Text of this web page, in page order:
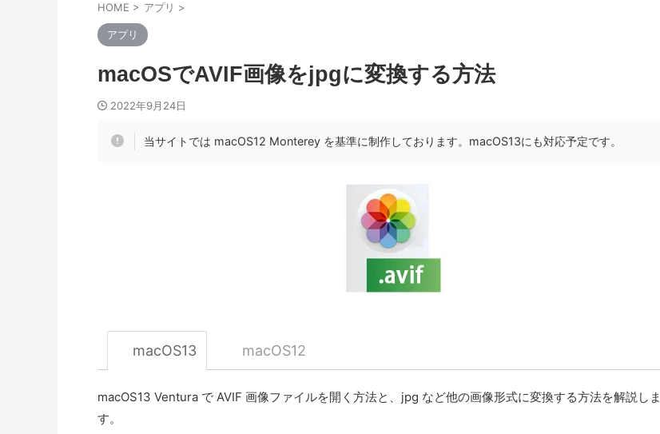
HOME > アプリ >
アプリ
macOSでAVIF画像をjpgに変換する方法
2022年9月24日
当サイトでは macOS12 Monterey を基準に制作しております。macOS13にも対応予定です。
macOS13 macOS12
macOS13 Ventura で AVIF 画像ファイルを開く方法と、jpg など他の画像形式に変換する方法を解説しま
す。